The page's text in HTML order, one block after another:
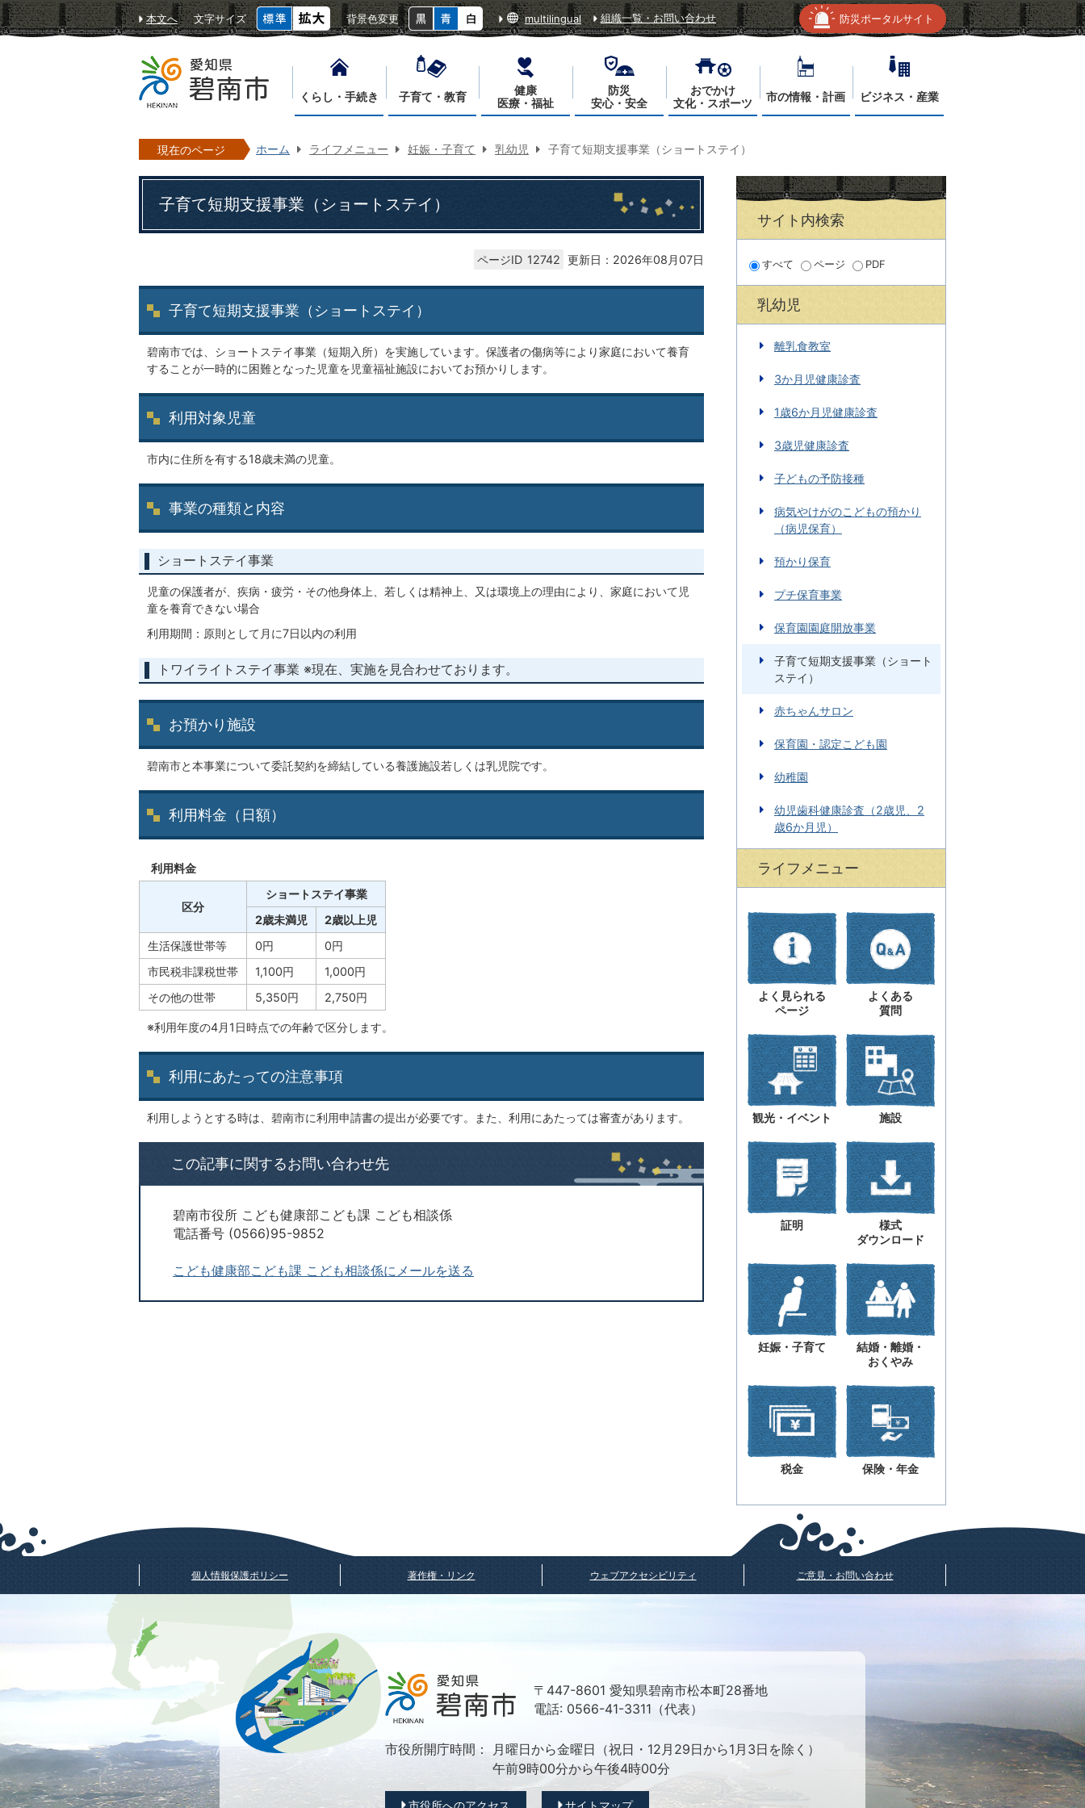
本文へ 文字サイズ 背景色変更 multilingual 組織一覧・お問い合わせ 防災ポータルサイト
くらし・手続き 子育て・教育
健康
医療・福祉
防災
安心・安全
おでかけ
文化・スポーツ
市の情報・計画 ビジネス・産業
現在のページ ホーム ライフメニュー 妊娠・子育て 乳幼児 子育て短期支援事業（ショートステイ）
子育て短期支援事業（ショートステイ）
ページID 12742 更新日：2026年08月07日
子育て短期支援事業（ショートステイ）
碧南市では、ショートステイ事業（短期入所）を実施しています。保護者の傷病等により家庭において養育
することが一時的に困難となった児童を児童福祉施設においてお預かりします。
利用対象児童
市内に住所を有する18歳未満の児童。
事業の種類と内容
ショートステイ事業
児童の保護者が、疾病・疲労・その他身体上、若しくは精神上、又は環境上の理由により、家庭において児
童を養育できない場合
利用期間：原則として月に7日以内の利用
トワイライトステイ事業 ※現在、実施を見合わせております。
お預かり施設
碧南市と本事業について委託契約を締結している養護施設若しくは乳児院です。
利用料金（日額）
利用料金
区分
ショートステイ事業
2歳未満児
2歳以上児
生活保護世帯等
0円
0円
市民税非課税世帯
1,100円
1,000円
その他の世帯
5,350円 2,750円
※利用年度の4月1日時点での年齢で区分します。
利用にあたっての注意事項
利用しようとする時は、碧南市に利用申請書の提出が必要です。また、利用にあたっては審査があります。
この記事に関するお問い合わせ先
碧南市役所 こども健康部こども課 こども相談係
電話番号 (0566)95-9852
こども健康部こども課 こども相談係にメールを送る
サイト内検索
すべて ページ PDF
乳幼児
離乳食教室
3か月児健康診査
1歳6か月児健康診査
3歳児健康診査
子どもの予防接種
病気やけがのこどもの預かり
（病児保育）
預かり保育
プチ保育事業
保育園園庭開放事業
子育て短期支援事業（ショート
ステイ）
赤ちゃんサロン
保育園・認定こども園
幼稚園
幼児歯科健康診査（2歳児、2
歳6か月児）
ライフメニュー
よく見られる
ページ
よくある
質問
観光・イベント 施設
証明
様式
ダウンロード
妊娠・子育て
結婚・離婚・
おくやみ
税金 保険・年金
個人情報保護ポリシー 著作権・リンク ウェブアクセシビリティ ご意見・お問い合わせ
〒447-8601 愛知県碧南市松本町28番地
電話: 0566-41-3311（代表）
市役所開庁時間：
月曜日から金曜日（祝日・12月29日から1月3日を除く）
午前9時00分から午後4時00分